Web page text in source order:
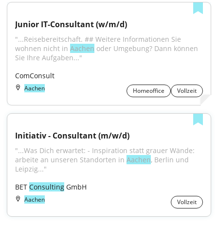
Junior IT-Consultant (w/m/d)
"...Reisebereitschaft. ## Weitere Informationen Sie
wohnen nicht in Aachen oder Umgebung? Dann können
Sie Ihre Aufgaben..."
ComConsult
Aachen Homeoffice Vollzeit
Initiativ - Consultant (m/w/d)
"...Was Dich erwartet: - Inspiration statt grauer Wände:
arbeite an unseren Standorten in Aachen, Berlin und
Leipzig..."
BET Consulting GmbH
Aachen Vollzeit